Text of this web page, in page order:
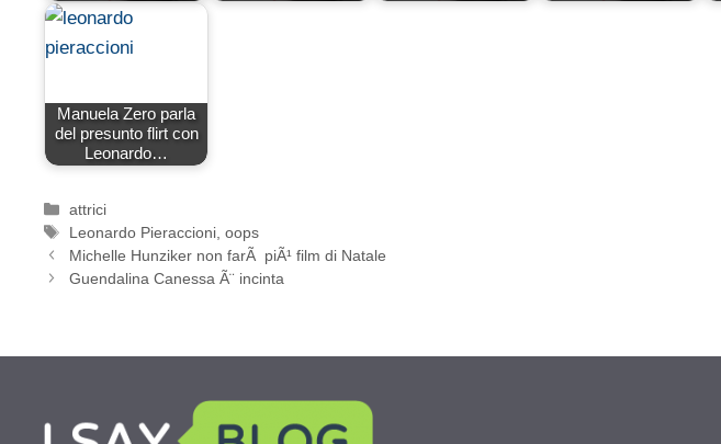
Manuela Zero parla
del presunto flirt con
Leonardo…
Categorie
attrici
Tag
Leonardo Pieraccioni ,oops
Michelle Hunziker non farÃ piÃ¹ film di Natale
Guendalina Canessa Ã¨ incinta